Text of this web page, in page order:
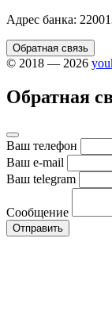
Адрес банка:
Обратная связь
© 2018 — 2026
Обратная
Ваш телефон
Ваш e-mail
Ваш telegram
Сообщение
Отправить